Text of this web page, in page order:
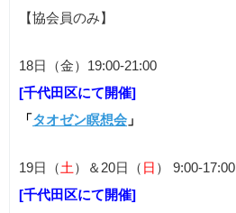
【協会員のみ】
18日（金）19:00-21:00
[千代田区にて開催]
「タオゼン瞑想会 」
19日（土 ）＆20日（ 日 ） 9:00-17:00
[千代田区にて開催]